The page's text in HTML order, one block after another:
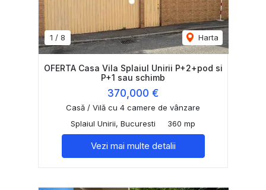
1 / 8 Harta
OFERTA Casa Vila Splaiul Unirii P+2+pod si
P+1 sau schimb
370,000 €
Casă / Vilă cu 4 camere de vânzare
Splaiul Unirii, Bucuresti
360 mp
Vezi mai multe detalii